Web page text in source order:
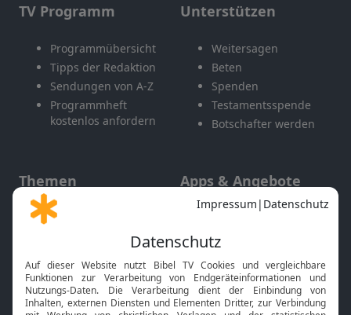
TV Programm
Programmübersicht
Tipps der Redaktion
Sendungen von A-Z
Programmheft
kostenlos anfordern
Unterstützen
Weitersagen
Beten
Spenden
Testamentsspende
Botschafter werden
Themen
Gott und Bibel erklärt
Neuigkeiten
Apps & Angebote
Mobile App
Smart TV
HbbTV